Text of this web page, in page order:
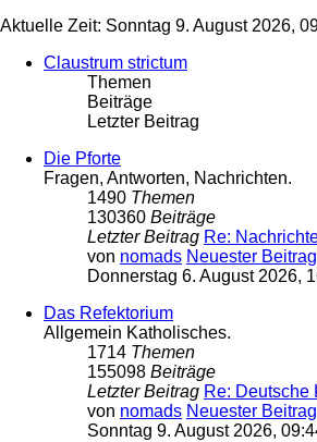
Aktuelle Zeit: Sonntag 9. August 2026,
Claustrum strictum
Themen
Beiträge
Letzter Beitrag
Die Pforte
Fragen, Antworten, Nachrichten.
1490 Themen
130360 Beiträge
Letzter Beitrag Re:
von nomads Neuester Beitrag
Donnerstag 6. August 2026,
Das Refektorium
Allgemein Katholisches.
1714 Themen
155098 Beiträge
Letzter Beitrag Re:
von nomads Neuester Beitrag
Sonntag 9. August 2026,